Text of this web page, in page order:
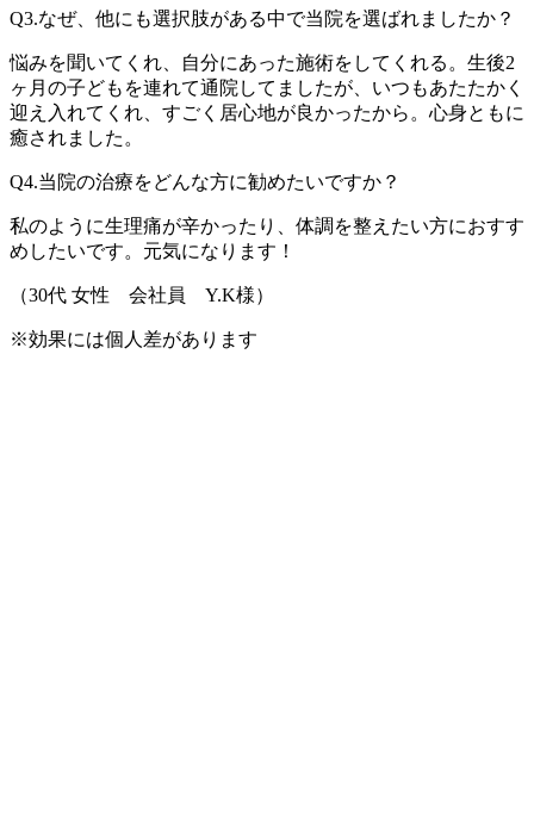
Q3.なぜ、他にも選択肢がある中で当院を選ばれましたか？
悩みを聞いてくれ、自分にあった施術をしてくれる。生後2
ヶ月の子どもを連れて通院してましたが、いつもあたたかく
迎え入れてくれ、すごく居心地が良かったから。心身ともに
癒されました。
Q4.当院の治療をどんな方に勧めたいですか？
私のように生理痛が辛かったり、体調を整えたい方におすす
めしたいです。元気になります！
（30代 女性 会社員 Y.K様）
※効果には個人差があります